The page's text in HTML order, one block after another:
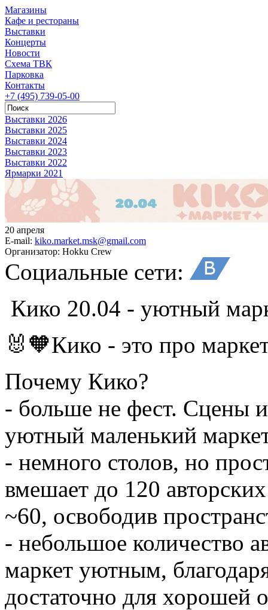
Магазины
Кафе и рестораны
Выставки
Концерты
Новости
Схема ТВК
Парковка
Контакты
+7 (495) 739-05-00
Выставки 2026
Выставки 2025
Выставки 2024
Выставки 2023
Выставки 2022
Ярмарки 2021
20 апреля
E-mail: kiko.market.msk@gmail.com
Организатор: Hokku Crew
Социальные сети:
Кико 20.04 - уютный
🐰🧡Кико - это про
Почему Кико?
- больше не фест. Сцены
уютный маленький
- немного столов, но
вмешает до 120
~60, освободив
- небольшое количество
маркет уютным,
достаточно для хорошей